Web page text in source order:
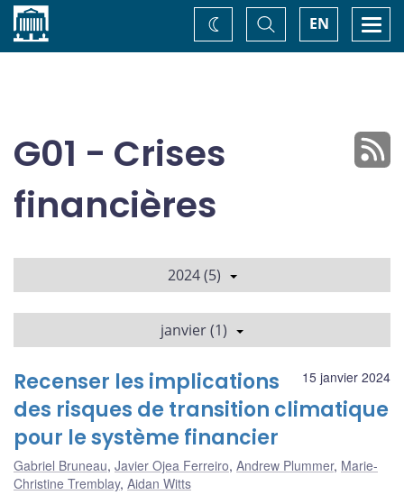
Accueil EN
Basculer
la
recherche
Changez
de
G01 - Crises
financières
2024 (5)
janvier (1)
15 janvier 2024
Recenser les implications
des risques de transition climatique
pour le système financier
Gabriel Bruneau, Javier Ojea Ferreiro, Andrew Plummer, Marie-
Christine Tremblay, Aidan Witts